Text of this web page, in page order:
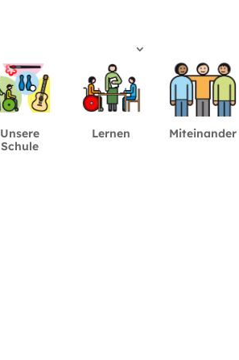
Unsere
Schule
Lernen Miteinander